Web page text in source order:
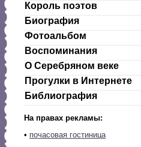
Король поэтов
Биография
Фотоальбом
Воспоминания
О Серебряном веке
Прогулки в Интернете
Библиография
На правах рекламы:
• почасовая гостиница